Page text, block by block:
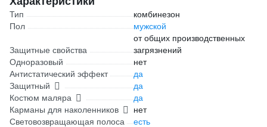
Тип
комбинезон
Пол
мужской
Защитные свойства
от общих производственных
загрязнений
Одноразовый
нет
Антистатический эффект
да
Защитный
да
Костюм маляра
да
Карманы для наколенников
нет
Световозвращающая полоса
есть